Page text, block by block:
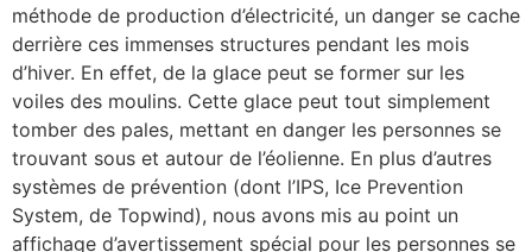
méthode de production d’électricité, un danger se cache
derrière ces immenses structures pendant les mois
d’hiver. En effet, de la glace peut se former sur les
voiles des moulins. Cette glace peut tout simplement
tomber des pales, mettant en danger les personnes se
trouvant sous et autour de l’éolienne. En plus d’autres
systèmes de prévention (dont l’IPS, Ice Prevention
System, de Topwind), nous avons mis au point un
affichage d’avertissement spécial pour les personnes se